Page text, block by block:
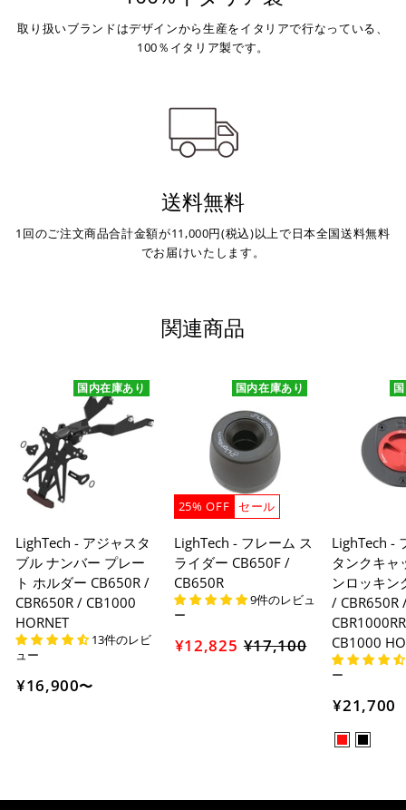
取り扱いブランドはデザインから生産をイタリアで行なっている、
100％イタリア製です。
送料無料
1回のご注文商品合計金額が11,000円(税込)以上で日本全国送料無料
でお届けいたします。
関連商品
国内在庫あり
LighTech - アジャスタ
ブル ナンバー プレー
ト ホルダー CB650R /
CBR650R / CB1000
HORNET
13件のレビ
ュー
¥16,900〜
25% OFF セール
国内在庫あり
LighTech - フレーム ス
ライダー CB650F /
CB650R
9件のレビュ
ー
¥12,825 ¥17,100セ
LighTech -
タンクキャ
ンロッキン
/ CBR650R
CB1000
ー
¥21,700